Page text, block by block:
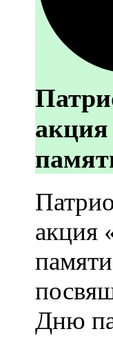
акция
Дню